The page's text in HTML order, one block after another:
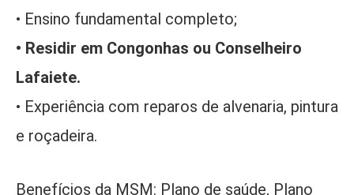
• Ensino fundamental completo;
• Residir em Congonhas ou Conselheiro
Lafaiete.
• Experiência com reparos de alvenaria, pintura
e roçadeira.
Benefícios da MSM: Plano de saúde, Plano